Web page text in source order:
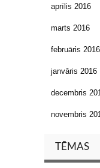
aprīlis 2016
marts 2016
februāris 2016
janvāris 2016
decembris
novembris
TĒMAS